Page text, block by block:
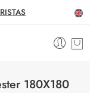
180X180